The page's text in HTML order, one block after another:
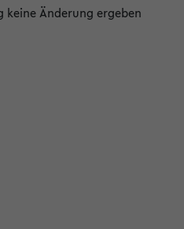
Änderung ergeben